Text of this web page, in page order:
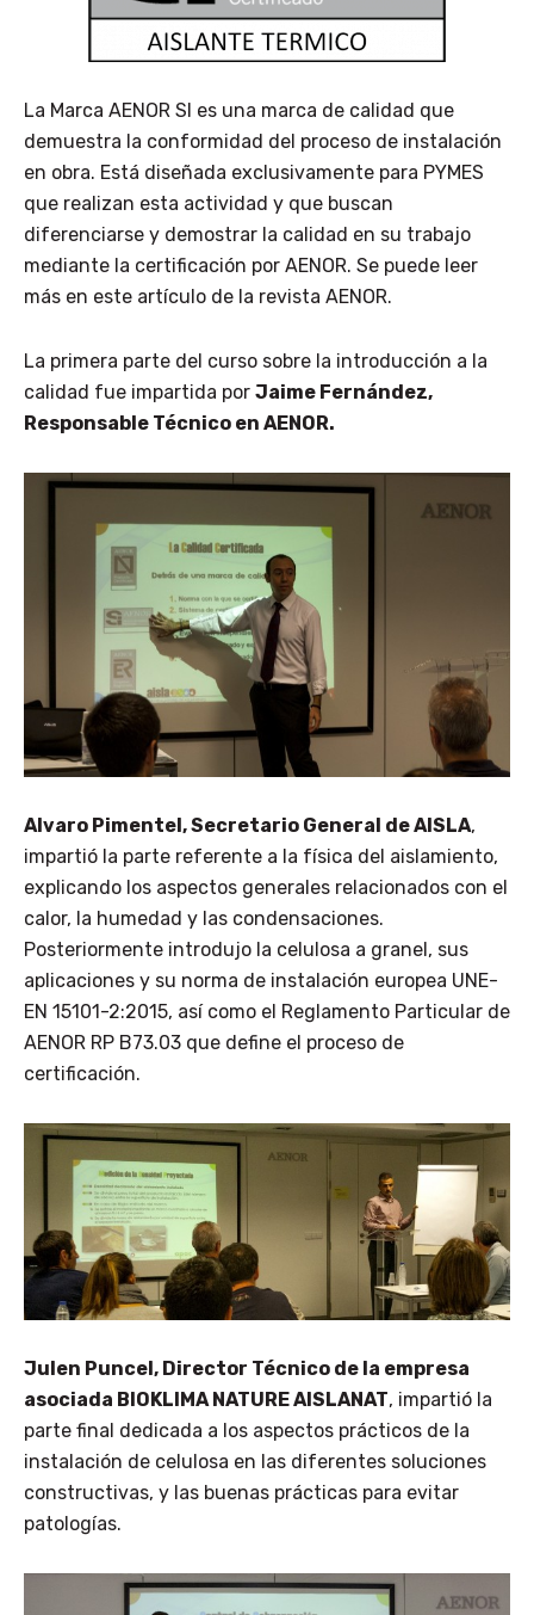
La Marca AENOR SI es una marca de calidad que
demuestra la conformidad del proceso de instalación
en obra. Está diseñada exclusivamente para PYMES
que realizan esta actividad y que buscan
diferenciarse y demostrar la calidad en su trabajo
mediante la certificación por AENOR. Se puede leer
más en este artículo de la revista AENOR.
La primera parte del curso sobre la introducción a la
calidad fue impartida por Jaime Fernández,
Responsable Técnico en AENOR.
Alvaro Pimentel, Secretario General de AISLA,
impartió la parte referente a la física del aislamiento,
explicando los aspectos generales relacionados con el
calor, la humedad y las condensaciones.
Posteriormente introdujo la celulosa a granel, sus
aplicaciones y su norma de instalación europea UNE-
EN 15101-2:2015, así como el Reglamento Particular de
AENOR RP B73.03 que define el proceso de
certificación.
Julen Puncel, Director Técnico de la empresa
asociada BIOKLIMA NATURE AISLANAT, impartió la
parte final dedicada a los aspectos prácticos de la
instalación de celulosa en las diferentes soluciones
constructivas, y las buenas prácticas para evitar
patologías.